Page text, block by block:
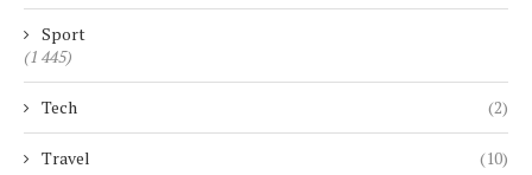
Sport
(1 445)
Tech (2)
Travel (10)